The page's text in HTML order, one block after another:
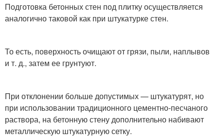
Подготовка бетонных стен под плитку осуществляется
аналогично таковой как при штукатурке стен.
То есть, поверхность очищают от грязи, пыли, наплывов
и т. д., затем ее грунтуют.
При отклонении больше допустимых — штукатурят, но
при использовании традиционного цементно-песчаного
раствора, на бетонную стену дополнительно набивают
металлическую штукатурную сетку.